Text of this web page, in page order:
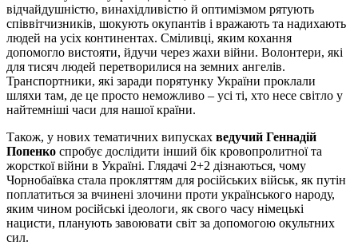
відчайдушністю, винахідливістю й оптимізмом рятують
співвітчизників, шокують окупантів і вражають та надихають
людей на усіх континентах. Сміливці, яким кохання
допомогло вистояти, йдучи через жахи війни. Волонтери, які
для тисяч людей перетворилися на земних ангелів.
Транспортники, які заради порятунку України проклали
шляхи там, де це просто неможливо – усі ті, хто несе світло у
найтемніші часи для нашої країни.
Також, у нових тематичних випусках ведучий Геннадій
Попенко спробує дослідити інший бік кровопролитної та
жорсткої війни в Україні. Глядачі 2+2 дізнаються, чому
Чорнобаївка стала прокляттям для російських військ, як путін
поплатиться за вчинені злочини проти українського народу,
яким чином російські ідеологи, як свого часу німецькі
нацисти, планують завоювати світ за допомогою окультних
сил.